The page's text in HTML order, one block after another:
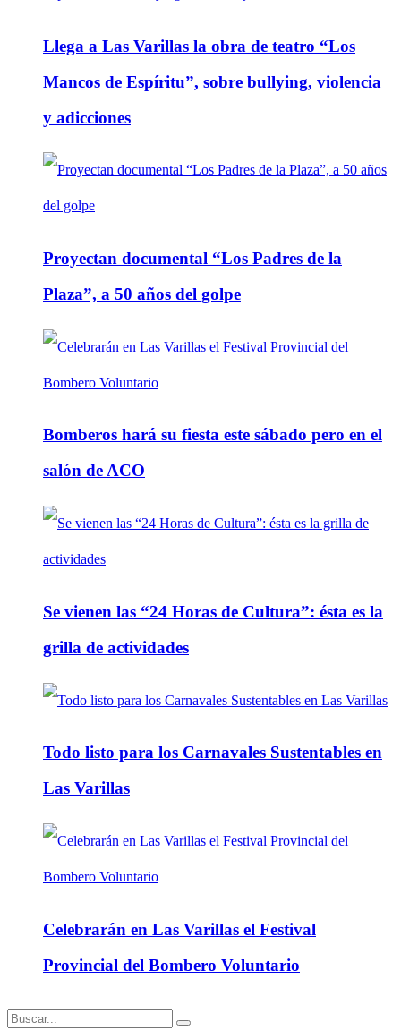
Llega a Las Varillas la obra de teatro “Los
Mancos de Espíritu”, sobre bullying, violencia
y adicciones
Proyectan documental “Los Padres de la
Plaza”, a 50 años del golpe
Bomberos hará su fiesta este sábado pero en el
salón de ACO
Se vienen las “24 Horas de Cultura”: ésta es la
grilla de actividades
Todo listo para los Carnavales Sustentables en
Las Varillas
Celebrarán en Las Varillas el Festival
Provincial del Bombero Voluntario